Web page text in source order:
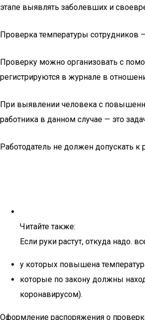
этапе выявлять заболевших и
Проверка температуры сотрудников
Проверку можно организовать с
регистрируются в журнале в
При выявлении человека с
работника в данном случае — это
Работодатель не должен допускать к
Читайте также:
Если руки растут, откуда надо.
у которых повышена
которые по закону должны
коронавирусом).
Оформление распоряжения о